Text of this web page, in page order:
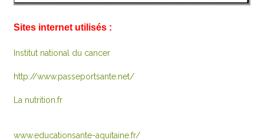
Sites internet utilisés :
Institut national du cancer
http://www.passeportsante.net/
La nutrition.fr
www.educationsante-aquitaine.fr/